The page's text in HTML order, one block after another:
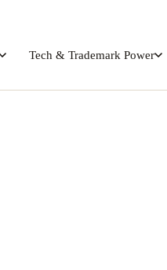
Tech & Trademark Power